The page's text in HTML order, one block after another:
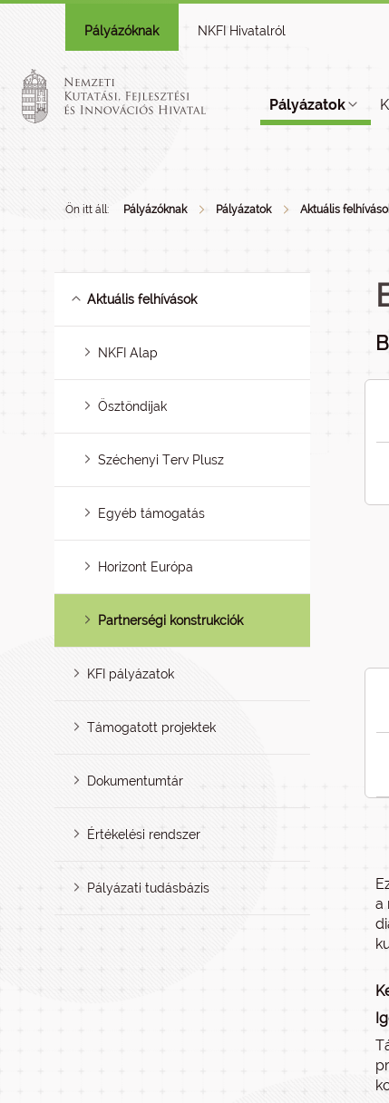
Pályázóknak NKFI Hivatalról
Pályázatok
Ön itt áll: Pályázóknak Pályázatok Aktuális
Aktuális felhívások
NKFI Alap
Ösztöndíjak
Széchenyi Terv Plusz
Egyéb támogatás
Horizont Európa
Partnerségi konstrukciók
KFI pályázatok
Támogatott projektek
Dokumentumtár
Értékelési rendszer
Pályázati tudásbázis
a